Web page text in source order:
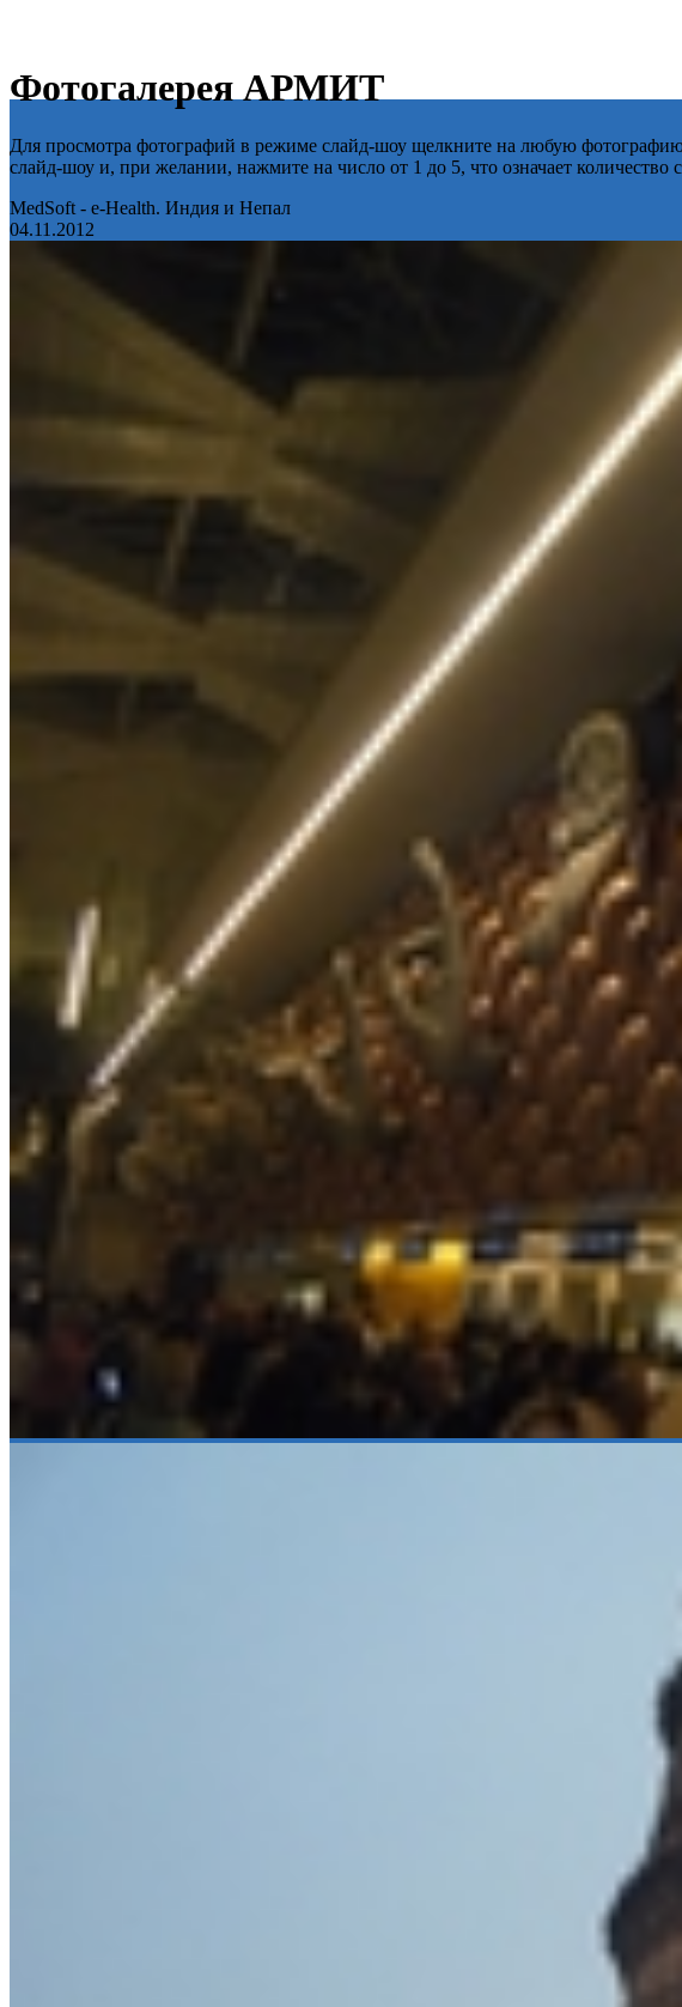
Фотогалерея АРМИТ
Для просмотра фотографий в режиме слайд-шоу щелкните на любую
слайд-шоу и, при желании, нажмите на число от 1 до 5, что означает
MedSoft - e-Health. Индия и Непал
04.11.2012